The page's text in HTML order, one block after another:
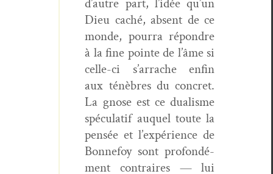
d’autre part, l’idée qu’un
Dieu caché, absent de ce
monde, pour­ra répon­dre
à la fine pointe de l’âme si
celle-ci s’arrache enfin
aux ténèbres du con­cret.
La gnose est ce dual­isme
spécu­latif auquel toute la
pen­sée et l’expérience de
Bon­nefoy sont pro­fondé­
ment con­traires — lui